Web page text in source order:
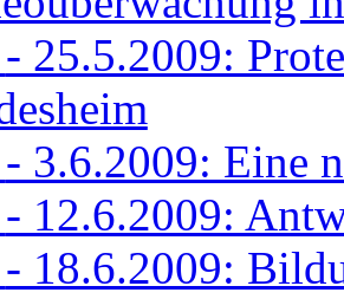
- 25.5.2009:
- 3.6.2009: Eine
- 12.6.2009:
- 18.6.2009: